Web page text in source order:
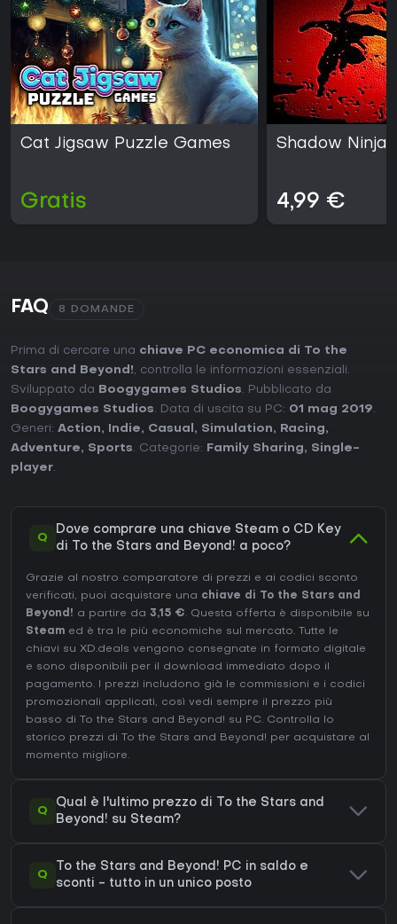
Cat Jigsaw Puzzle Games
Gratis
Shadow
4,99 €
FAQ 8 DOMANDE
Prima di cercare una chiave PC economica di To the
Stars and Beyond!, controlla le informazioni essenziali.
Sviluppato da
Boogygames Studios. Pubblicato da
Boogygames Studios. Data di uscita su PC: 01 mag 2019.
Generi: Action, Indie, Casual , Simulation, Racing,
Adventure, Sports. Categorie: Family Sharing, Single-
player.
Q
Dove comprare una chiave Steam o CD Key
di To the Stars and Beyond! a poco?
Grazie al nostro comparatore di prezzi e ai codici sconto
verificati, puoi acquistare una chiave di To the Stars and
Beyond! a partire da 3,15 €. Questa offerta è disponibile su
Steam ed è tra le più economiche sul mercato. Tutte le
chiavi su XD.deals vengono consegnate in formato digitale
e sono disponibili per il download immediato dopo il
pagamento. I prezzi includono già le commissioni e i codici
promozionali applicati, così vedi sempre il prezzo più
basso di To the Stars and Beyond! su PC. Controlla lo
storico prezzi di To the Stars and Beyond! per acquistare al
momento migliore.
Q
Qual è l'ultimo prezzo di To the Stars and
Beyond! su Steam?
Q
To the Stars and Beyond! PC in saldo e
sconti - tutto in un unico posto